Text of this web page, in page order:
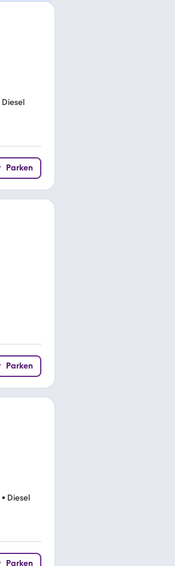
Diesel
Parken
Parken
• Diesel
Parken